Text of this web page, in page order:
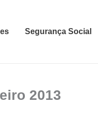
Segurança Social
2013